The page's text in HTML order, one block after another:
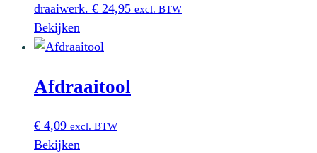
draaiwerk. € 24,95 excl. BTW
Bekijken
Afdraaitool
€ 4,09 excl. BTW
Bekijken